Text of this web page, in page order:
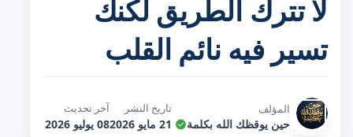
لا تترك الطريق لكنك
تسير فيه نائم القلب
المؤلف
حين يوقظك الله بكلمة
تاريخ النشر
21 مايو 2026
آخر تحديث
08 يوليو 2026